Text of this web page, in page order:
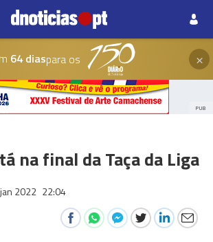
64 diaspara os ×
PUB
na final da Taça da Liga
2022 22:04